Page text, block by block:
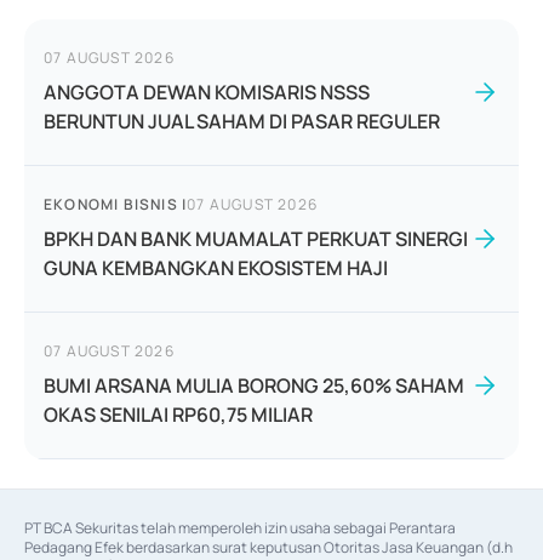
07 AUGUST 2026
ANGGOTA DEWAN KOMISARIS NSSS
BERUNTUN JUAL SAHAM DI PASAR REGULER
EKONOMI BISNIS |07 AUGUST 2026
BPKH DAN BANK MUAMALAT PERKUAT SINERGI
GUNA KEMBANGKAN EKOSISTEM HAJI
07 AUGUST 2026
BUMI ARSANA MULIA BORONG 25,60% SAHAM
OKAS SENILAI RP60,75 MILIAR
PT BCA Sekuritas telah memperoleh izin usaha sebagai Perantara
Pedagang Efek berdasarkan surat keputusan Otoritas Jasa Keuangan (d.h